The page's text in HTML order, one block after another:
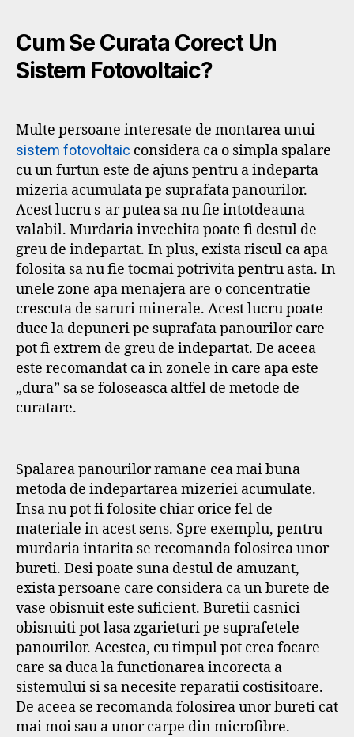
Cum Se Curata Corect Un
Sistem Fotovoltaic?
Multe persoane interesate de montarea unui
sistem fotovoltaic considera ca o simpla spalare
cu un furtun este de ajuns pentru a indeparta
mizeria acumulata pe suprafata panourilor.
Acest lucru s-ar putea sa nu fie intotdeauna
valabil. Murdaria invechita poate fi destul de
greu de indepartat. In plus, exista riscul ca apa
folosita sa nu fie tocmai potrivita pentru asta. In
unele zone apa menajera are o concentratie
crescuta de saruri minerale. Acest lucru poate
duce la depuneri pe suprafata panourilor care
pot fi extrem de greu de indepartat. De aceea
este recomandat ca in zonele in care apa este
„dura” sa se foloseasca altfel de metode de
curatare.
Spalarea panourilor ramane cea mai buna
metoda de indepartarea mizeriei acumulate.
Insa nu pot fi folosite chiar orice fel de
materiale in acest sens. Spre exemplu, pentru
murdaria intarita se recomanda folosirea unor
bureti. Desi poate suna destul de amuzant,
exista persoane care considera ca un burete de
vase obisnuit este suficient. Buretii casnici
obisnuiti pot lasa zgarieturi pe suprafetele
panourilor. Acestea, cu timpul pot crea focare
care sa duca la functionarea incorecta a
sistemului si sa necesite reparatii costisitoare.
De aceea se recomanda folosirea unor bureti cat
mai moi sau a unor carpe din microfibre.